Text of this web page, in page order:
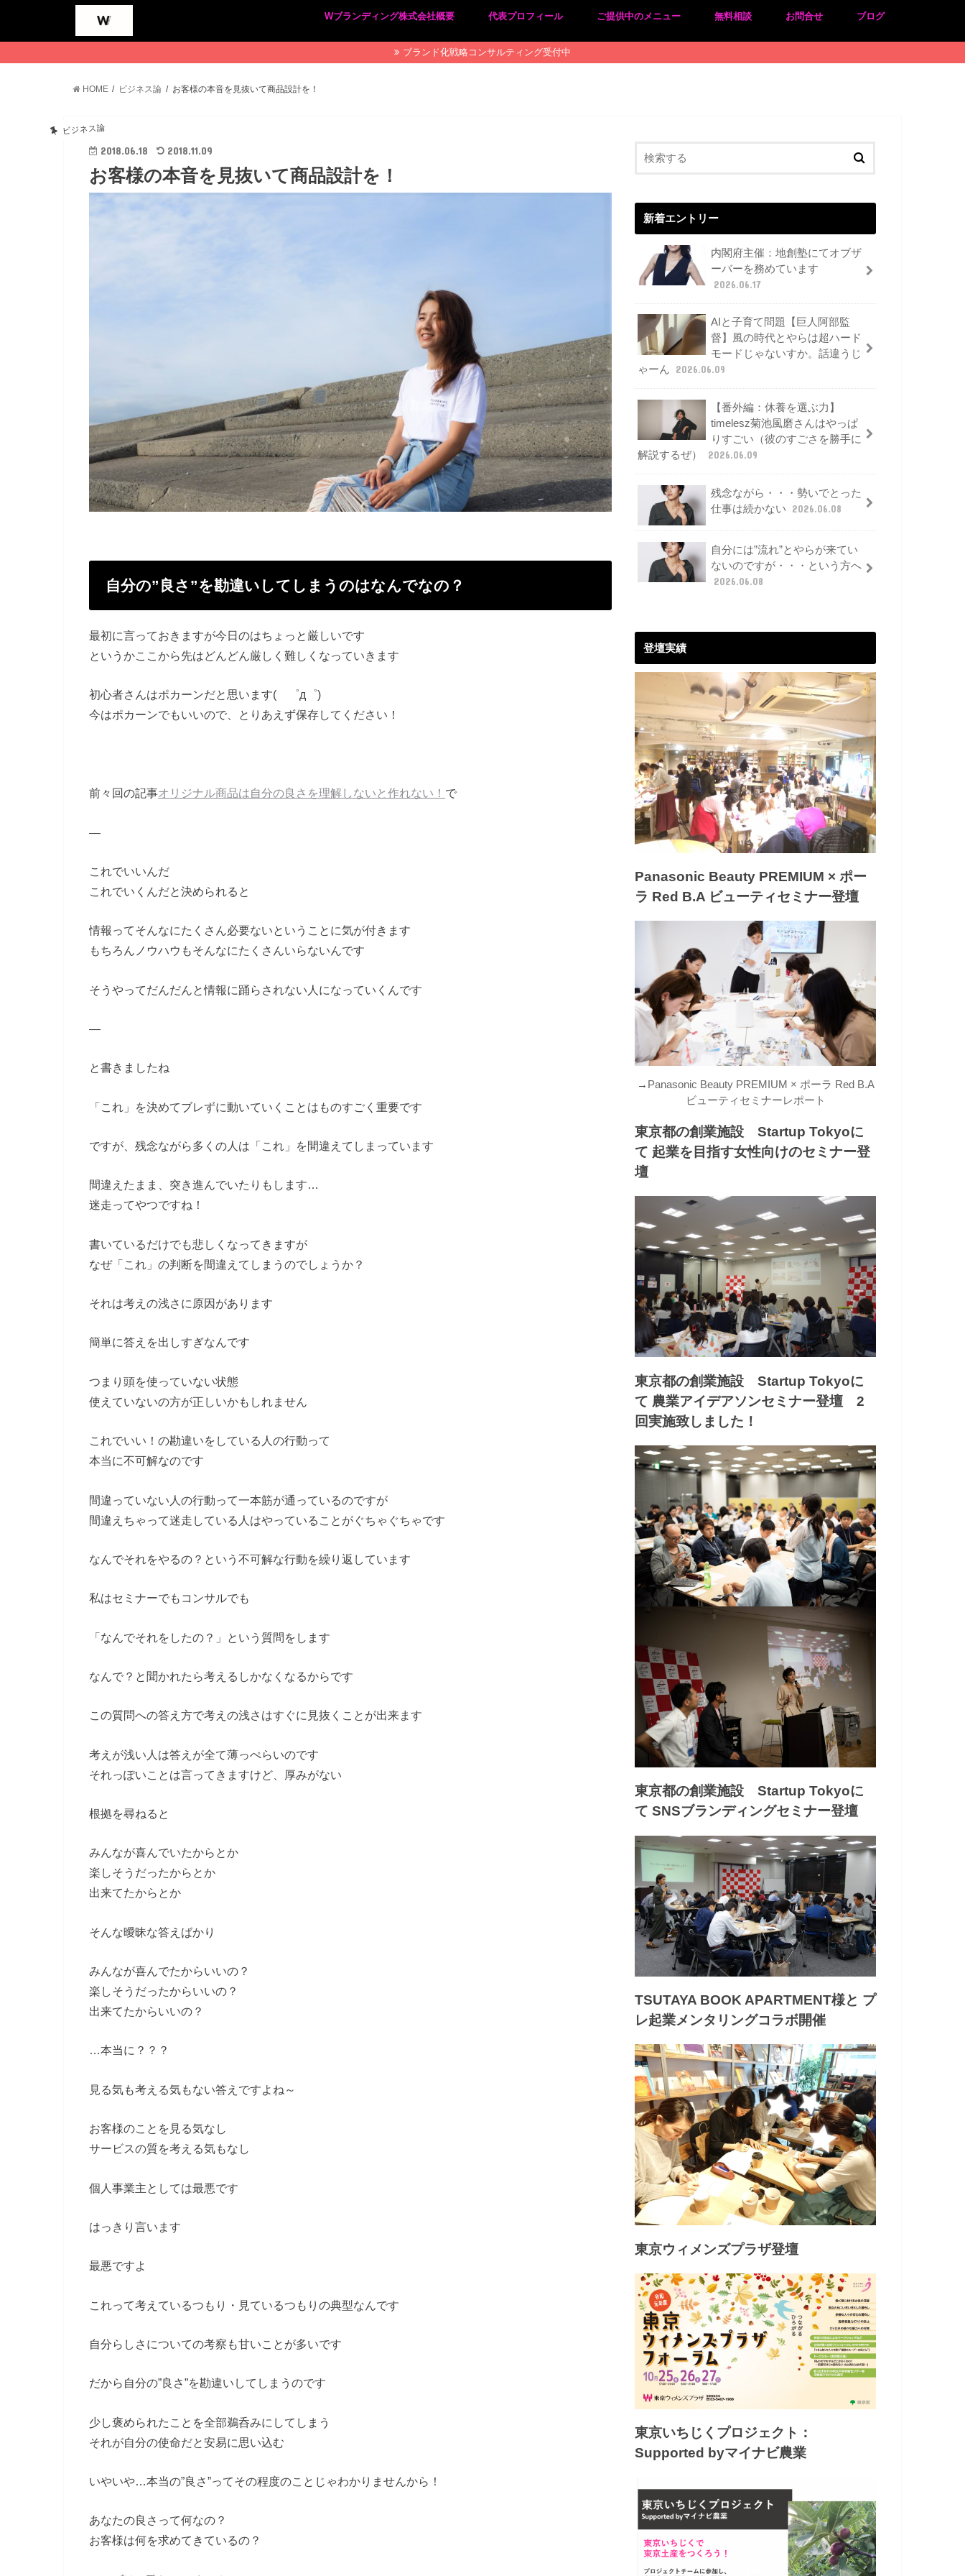
Wブランディング株式会社概要
プライバシーポリシー
特定商取引法に基づく表記
代表プロフィール ご提供中のメニュー 無料相談 お問合せ ブログ
ブランド化戦略コンサルティング受付中
HOME ビジネス論 お客様の本音を見抜いて商品設計を！
ビジネス論
2018.06.18 2018.11.09
お客様の本音を見抜いて商品設計を！
自分の”良さ”を勘違いしてしまうのはなんでなの？
最初に言っておきますが今日のはちょっと厳しいです
というかここから先はどんどん厳しく難しくなっていきます
初心者さんはポカーンだと思います( ゜д゜)
今はポカーンでもいいので、とりあえず保存してください！
前々回の記事オリジナル商品は自分の良さを理解しないと作れない！ で
—
これでいいんだ
これでいくんだと決められると
情報ってそんなにたくさん必要ないということに気が付きます
もちろんノウハウもそんなにたくさんいらないんです
そうやってだんだんと情報に踊らされない人になっていくんです
—
と書きましたね
「これ」を決めてブレずに動いていくことはものすごく重要です
ですが、残念ながら多くの人は「これ」を間違えてしまっています
間違えたまま、突き進んでいたりもします…
迷走ってやつですね！
書いているだけでも悲しくなってきますが
なぜ「これ」の判断を間違えてしまうのでしょうか？
それは考えの浅さに原因があります
簡単に答えを出しすぎなんです
つまり頭を使っていない状態
使えていないの方が正しいかもしれません
これでいい！の勘違いをしている人の行動って
本当に不可解なのです
間違っていない人の行動って一本筋が通っているのですが
間違えちゃって迷走している人はやっていることがぐちゃぐちゃです
なんでそれをやるの？という不可解な行動を繰り返しています
私はセミナーでもコンサルでも
「なんでそれをしたの？」という質問をします
なんで？と聞かれたら考えるしかなくなるからです
この質問への答え方で考えの浅さはすぐに見抜くことが出来ます
考えが浅い人は答えが全て薄っぺらいのです
それっぽいことは言ってきますけど、厚みがない
根拠を尋ねると
みんなが喜んでいたからとか
楽しそうだったからとか
出来てたからとか
そんな曖昧な答えばかり
みんなが喜んでたからいいの？
楽しそうだったからいいの？
出来てたからいいの？
…本当に？？？
見る気も考える気もない答えですよね～
お客様のことを見る気なし
サービスの質を考える気もなし
個人事業主としては最悪です
はっきり言います
最悪ですよ
これって考えているつもり・見ているつもりの典型なんです
自分らしさについての考察も甘いことが多いです
だから自分の”良さ”を勘違いしてしまうのです
少し褒められたことを全部鵜呑みにしてしまう
それが自分の使命だと安易に思い込む
いやいや…本当の”良さ”ってその程度のことじゃわかりませんから！
あなたの良さって何なの？
お客様は何を求めてきているの？
新着エントリー
内閣府主催：地創塾にてオブザ
ーバーを務めています
2026.06.17
AIと子育て問題【巨人阿部監
督】風の時代とやらは超ハード
モードじゃないすか。話違うじ
ゃーん
2026.06.09
【番外編：休養を選ぶ力】
timelesz菊池風磨さんはやっぱ
りすごい（彼のすごさを勝手に
解説するぜ）
2026.06.09
残念ながら・・・勢いでとった
仕事は続かない
2026.06.08
自分には”流れ”とやらが来てい
ないのですが・・・という方へ
2026.06.08
登壇実績
Panasonic Beauty PREMIUM × ポー
ラ Red B.A ビューティセミナー登壇
→ Panasonic Beauty PREMIUM × ポーラ Red B.A
ビューティセミナーレポート
東京都の創業施設 Startup Tokyoに
て 起業を目指す女性向けのセミナー登
壇
東京都の創業施設 Startup Tokyoに
て 農業アイデアソンセミナー登壇 2
回実施致しました！
東京都の創業施設 Startup Tokyoに
て SNSブランディングセミナー登壇
TSUTAYA BOOK APARTMENT様と プ
レ起業メンタリングコラボ開催
東京ウィメンズプラザ登壇
東京いちじくプロジェクト：
Supported byマイナビ農業